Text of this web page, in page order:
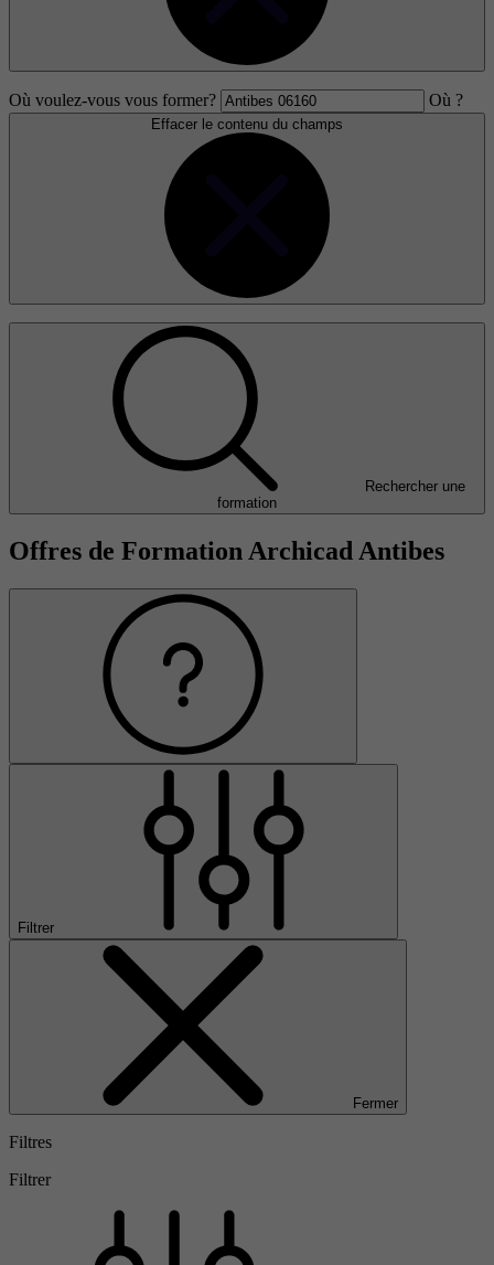
Où voulez-vous vous former? Où ?
Effacer le contenu du champs
Rechercher une
formation
Offres de Formation Archicad Antibes
Filtrer
Fermer
Filtres
Filtrer